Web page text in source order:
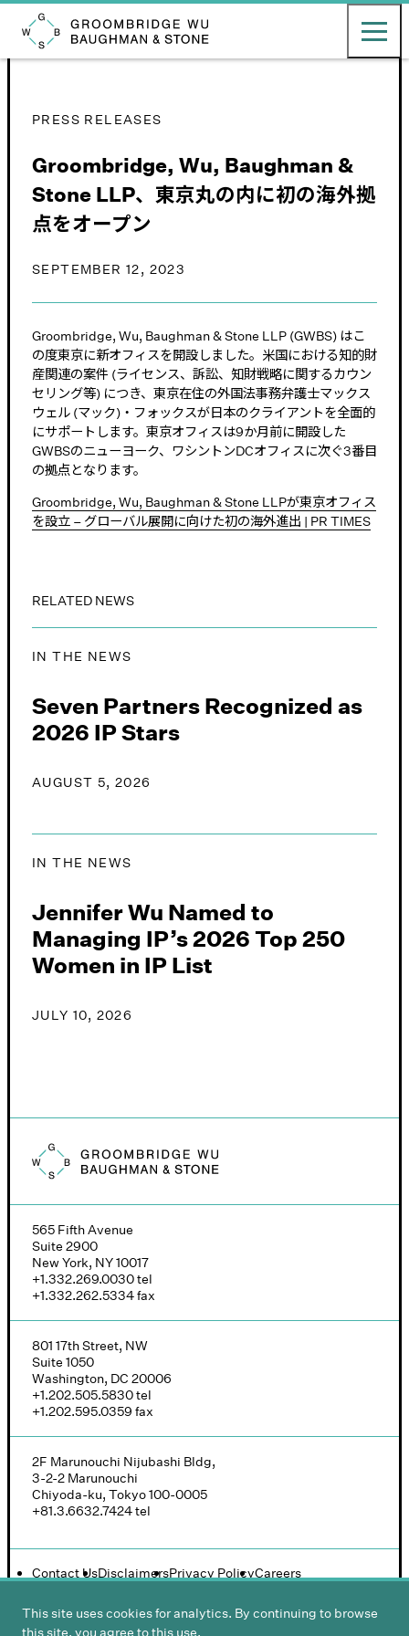
Groombridge, Wu, Baughman & Stone LLP Toggle
English 日本語
PRESS RELEASES
Groombridge, Wu, Baughman &
Stone LLP、東京丸の内に初の海外拠
点をオープン
SEPTEMBER 12, 2023
Groombridge, Wu, Baughman & Stone LLP (GWBS) はこ
の度東京に新オフィスを開設しました。米国における知的財
産関連の案件 (ライセンス、訴訟、知財戦略に関するカウン
セリング等) につき、東京在住の外国法事務弁護士マックス
ウェル (マック)・フォックスが日本のクライアントを全面的
にサポートします。東京オフィスは9か月前に開設した
GWBSのニューヨーク、ワシントンDCオフィスに次ぐ3番目
の拠点となります。
Groombridge, Wu, Baughman & Stone LLPが東京オフィス
を設立 – グローバル展開に向けた初の海外進出 | PR TIMES
RELATED NEWS
IN THE NEWS
Seven Partners Recognized as
2026 IP Stars
AUGUST 5, 2026
IN THE NEWS
Jennifer Wu Named to
Managing IP’s 2026 Top 250
Women in IP List
JULY 10, 2026
Groombridge, Wu, Baughman & Stone logo
565 Fifth Avenue
Suite 2900
New York, NY 10017
+1.332.269.0030tel
+1.332.262.5334fax
801 17th Street, NW
Suite 1050
Washington, DC 20006
+1.202.505.5830tel
+1.202.595.0359 fax
2F Marunouchi Nijubashi Bldg,
3-2-2 Marunouchi
Chiyoda-ku, Tokyo 100-0005
+81.3.6632.7424tel
Contact UsDisclaimersPrivacy PolicyCareers
This site uses cookies for analytics. By continuing to browse
this site, you agree to this use.